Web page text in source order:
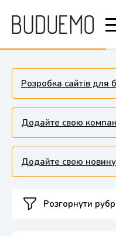
Розробка сайтів для
Додайте свою
Додайте свою
Розгорнути